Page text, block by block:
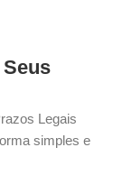
Legais
simples e